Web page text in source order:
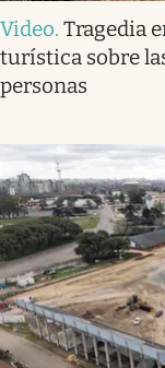
Video. Tragedia
turística sobre
personas